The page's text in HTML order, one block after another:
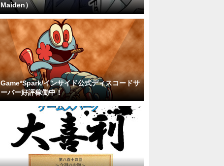
Maiden）
Game*Spark/インサイド公式ディスコードサ
ーバー好評稼働中！